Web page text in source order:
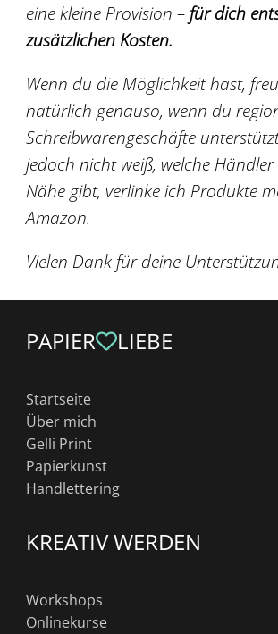
eine kleine Provision – für dich
zusätzlichen Kosten.
Wenn du die Möglichkeit hast,
natürlich genauso, wenn du
Schreibwarengeschäfte
jedoch nicht weiß, welche Händler
Nähe gibt, verlinke ich Produkte
Amazon.
Vielen Dank für deine
PAPIER LIEBE
Startseite
Über mich
Gelli Print
Papierkunst
Handlettering
KREATIV WERDEN
Workshops
Onlinekurse